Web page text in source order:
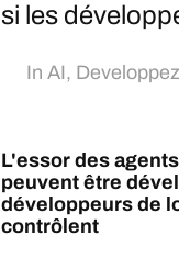
si les
In AI,
L'essor des
peuvent être
développeurs de
contrôlent